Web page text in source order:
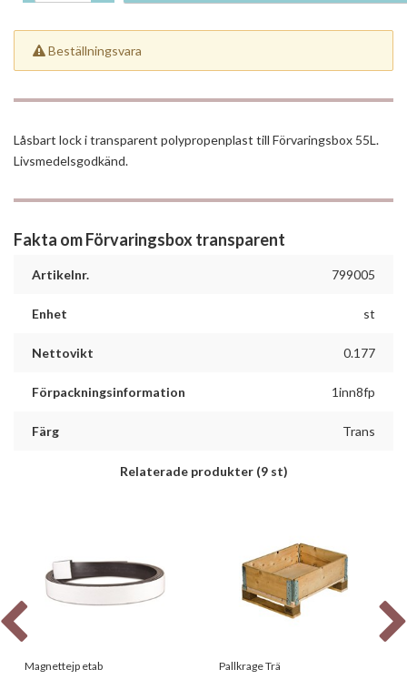
Beställningsvara
Låsbart lock i transparent polypropenplast till Förvaringsbox 55L.
Livsmedelsgodkänd.
Fakta om Förvaringsbox transparent
Artikelnr. 799005
Enhet st
Nettovikt 0.177
Förpackningsinformation 1inn8fp
Färg Trans
Relaterade produkter (9 st)
Magnettejp etab Pallkrage Trä